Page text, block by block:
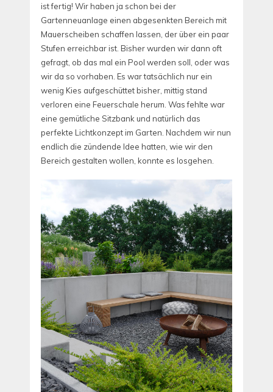
ist fertig! Wir haben ja schon bei der
Gartenneuanlage einen abgesenkten Bereich mit
Mauerscheiben schaffen lassen, der über ein paar
Stufen erreichbar ist. Bisher wurden wir dann oft
gefragt, ob das mal ein Pool werden soll, oder was
wir da so vorhaben. Es war tatsächlich nur ein
wenig Kies aufgeschüttet bisher, mittig stand
verloren eine Feuerschale herum. Was fehlte war
eine gemütliche Sitzbank und natürlich das
perfekte Lichtkonzept im Garten. Nachdem wir nun
endlich die zündende Idee hatten, wie wir den
Bereich gestalten wollen, konnte es losgehen.